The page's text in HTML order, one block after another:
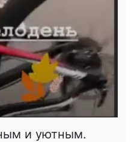
и уютным.